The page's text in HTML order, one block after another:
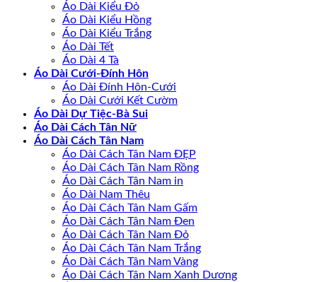
Áo Dài Kiểu Đỏ
Áo Dài Kiểu Hồng
Áo Dài Kiểu Trắng
Áo Dài Tết
Áo Dài 4 Tà
Áo Dài Cưới-Đính Hôn
Áo Dài Đính Hôn-Cưới
Áo Dài Cưới Kết Cườm
Áo Dài Dự Tiệc-Bà Sui
Áo Dài Cách Tân Nữ
Áo Dài Cách Tân Nam
Áo Dài Cách Tân Nam ĐẸP
Áo Dài Cách Tân Nam Rồng
Áo Dài Cách Tân Nam in
Áo Dài Nam Thêu
Áo Dài Cách Tân Nam Gấm
Áo Dài Cách Tân Nam Đen
Áo Dài Cách Tân Nam Đỏ
Áo Dài Cách Tân Nam Trắng
Áo Dài Cách Tân Nam Vàng
Áo Dài Cách Tân Nam Xanh Dương